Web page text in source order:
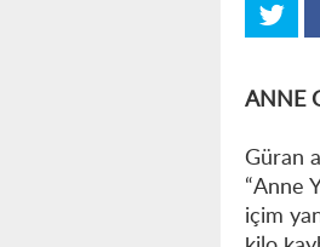
ANNE
Güran
“Anne
içim